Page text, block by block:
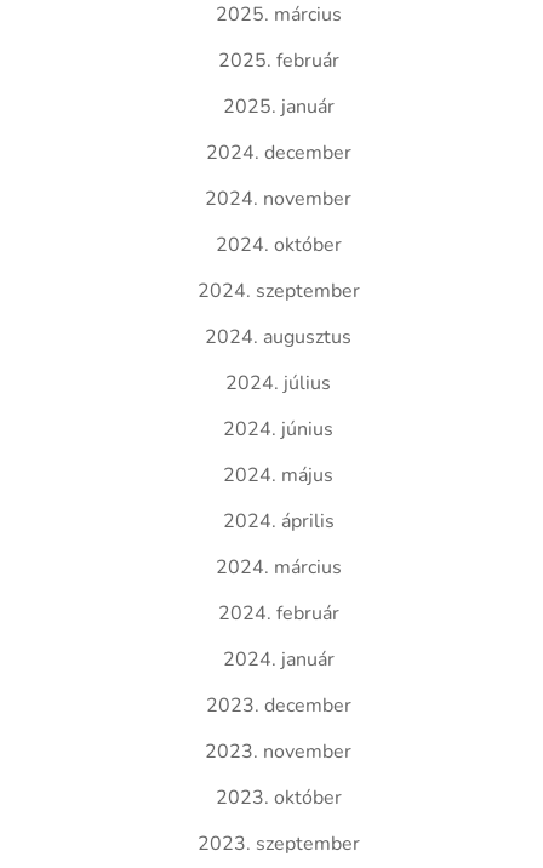
2025. március
2025. február
2025. január
2024. december
2024. november
2024. október
2024. szeptember
2024. augusztus
2024. július
2024. június
2024. május
2024. április
2024. március
2024. február
2024. január
2023. december
2023. november
2023. október
2023. szeptember